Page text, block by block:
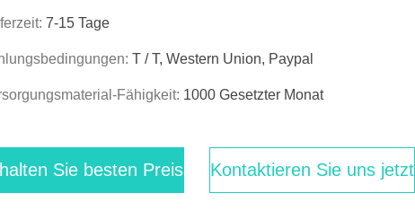
7-15 Tage
T / T, Western Union, Paypal
Fähigkeit: 1000 Gesetzter Monat
Sie besten Preis Kontaktieren Sie uns jetzt